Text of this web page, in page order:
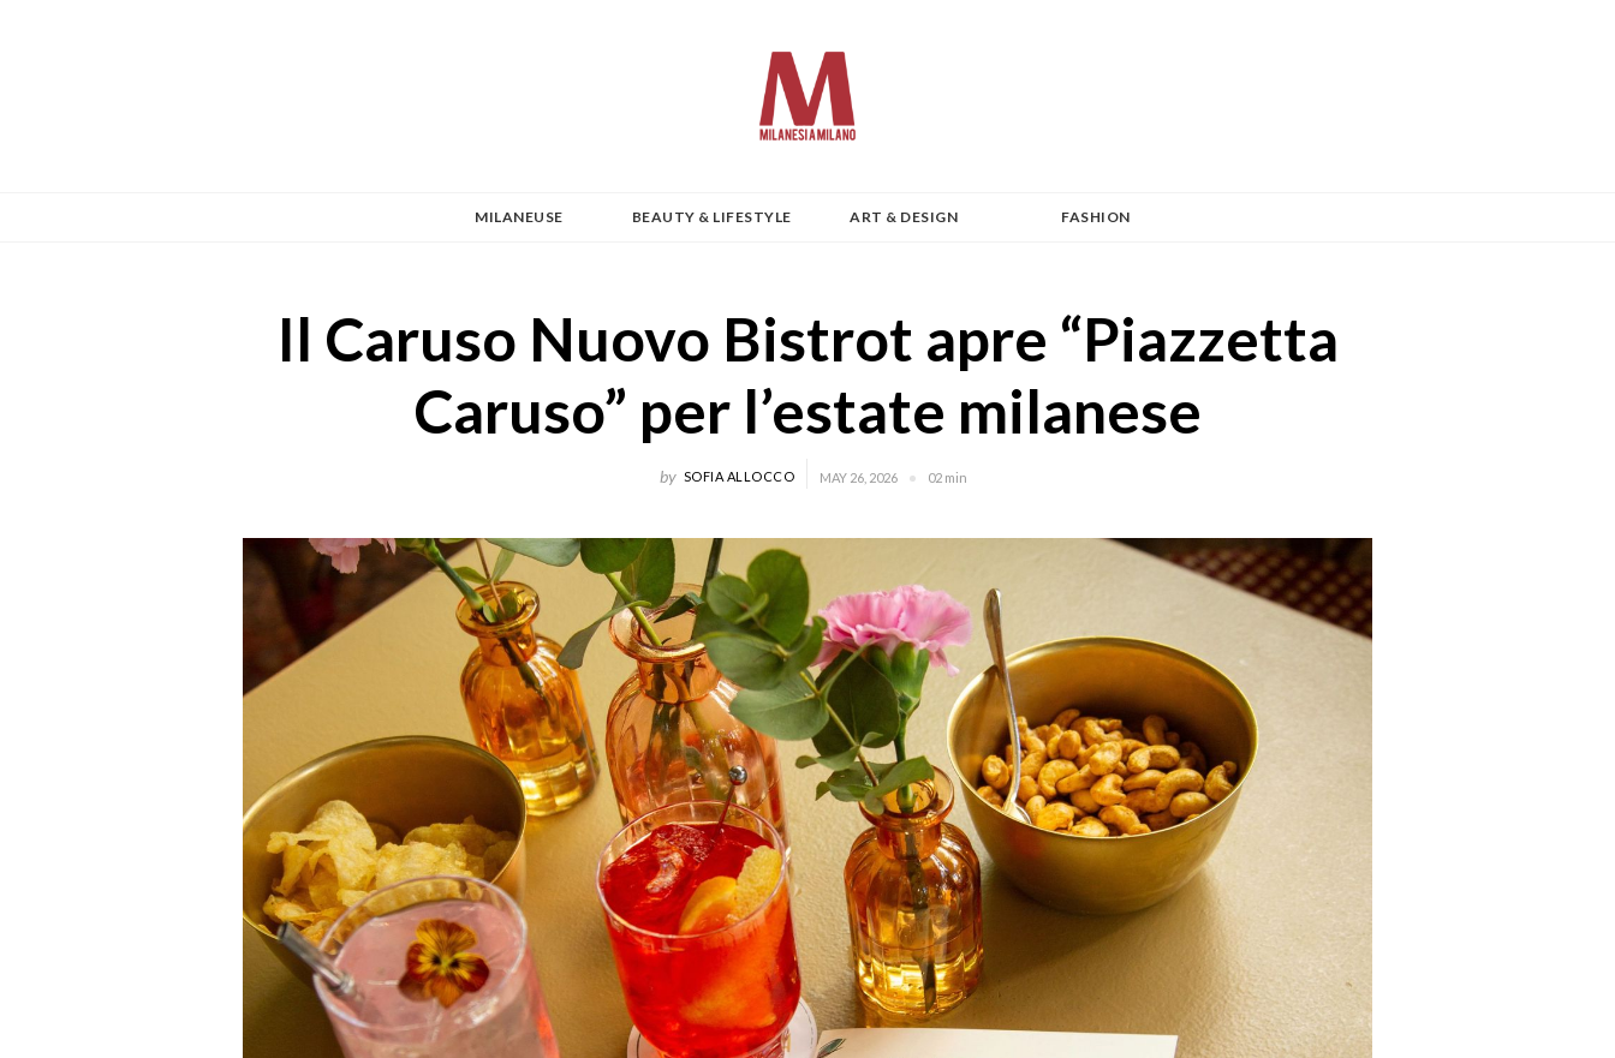
MILANEUSE BEAUTY & LIFESTYLE ART & DESIGN FASHION
Il Caruso Nuovo Bistrot apre “Piazzetta
Caruso” per l’estate milanese
by SOFIA ALLOCCO MAY 26, 2026 02 min